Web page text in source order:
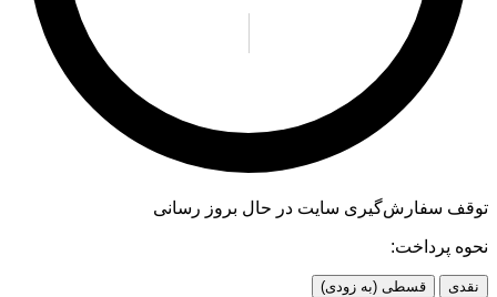
توقف سفارش‌گیری سایت در حال بروز رسانی
نحوه پرداخت:
نقدی قسطی (به زودی)